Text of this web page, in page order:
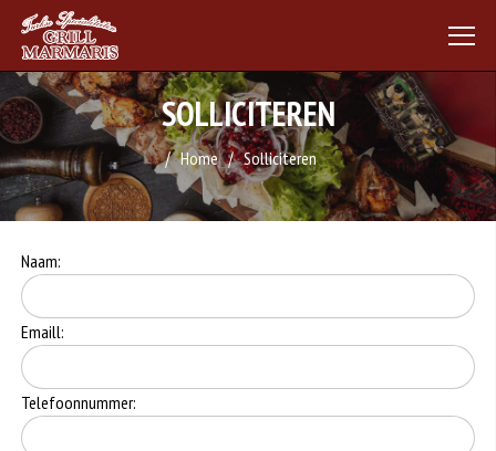
SOLLICITEREN
Home Solliciteren
Naam:
Emaill:
Telefoonnummer: